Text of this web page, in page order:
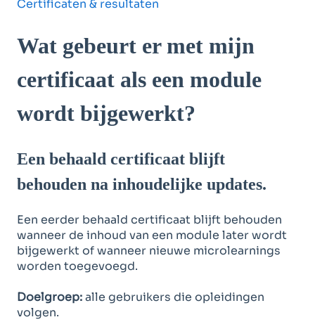
Certificaten & resultaten
Wat gebeurt er met mijn
certificaat als een module
wordt bijgewerkt?
Een behaald certificaat blijft
behouden na inhoudelijke updates.
Een eerder behaald certificaat blijft behouden
wanneer de inhoud van een module later wordt
bijgewerkt of wanneer nieuwe microlearnings
worden toegevoegd.
Doelgroep:alle gebruikers die opleidingen
volgen.